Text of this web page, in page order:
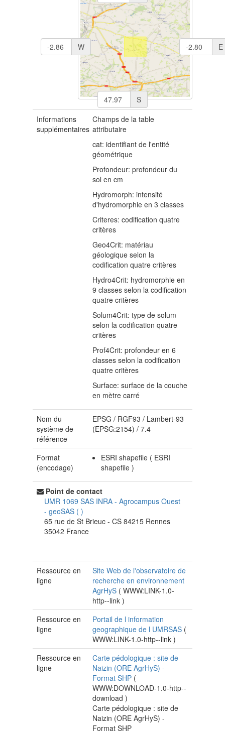
S
E
W
Informations
supplémentaires
Champs de la table
attributaire
cat: identifiant de l'entité
géométrique
Profondeur: profondeur du
sol en cm
Hydromorph: intensité
d'hydromorphie en 3 classes
Criteres: codification quatre
critères
Geo4Crit: matériau
géologique selon la
codification quatre critères
Hydro4Crit: hydromorphie en
9 classes selon la codification
quatre critères
Solum4Crit: type de solum
selon la codification quatre
critères
Prof4Crit: profondeur en 6
classes selon la codification
quatre critères
Surface: surface de la couche
en mètre carré
Nom du
système de
référence
EPSG/ RGF93 / Lambert-93
(EPSG:2154)/7.4
Format
(encodage)
ESRI shapefile ( ESRI
shapefile)
Point de contact
UMR 1069 SAS INRA - Agrocampus Ouest
- geoSAS ( )
65 rue de St Brieuc - CS 84215 Rennes
35042 France
Ressource en
ligne
Site Web de l'observatoire de
recherche en environnement
AgrHyS (WWW:LINK-1.0-
http--link)
Ressource en
ligne
Portail de l information
geographique de l UMRSAS (
WWW:LINK-1.0-http--link)
Ressource en
ligne
Carte pédologique : site de
Naizin (ORE AgrHyS) -
Format SHP (
WWW:DOWNLOAD-1.0-http--
download)
Carte pédologique : site de
Naizin (ORE AgrHyS) -
Format SHP